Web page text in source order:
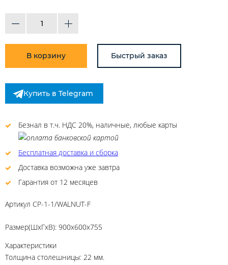
В корзину Быстрый заказ
Купить в Telegram
Безнал в т.ч. НДС 20%, наличные, любые карты
Бесплатная доставка и сборка
Доставка возможна уже завтра
Гарантия от 12 месяцев
Артикул CP-1-1/WALNUT-F
Размер(ШхГхВ): 900х600х755
Характеристики
Толщина столешницы: 22 мм.